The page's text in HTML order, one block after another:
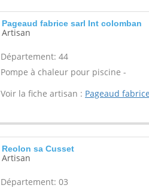
Pageaud fabrice sarl Int colomban
Artisan
Département: 44
Pompe à chaleur pour piscine -
Voir la fiche artisan : Pageaud
Reolon sa Cusset
Artisan
Département: 03